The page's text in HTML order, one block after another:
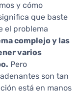
y cómo
que baste
el problema
complejo y las
varios
Pero
son tan
está en manos